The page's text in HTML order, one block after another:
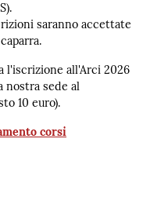
saranno accettate
l'iscrizione all'Arci 2026
nostra sede al
10 euro).
corsi